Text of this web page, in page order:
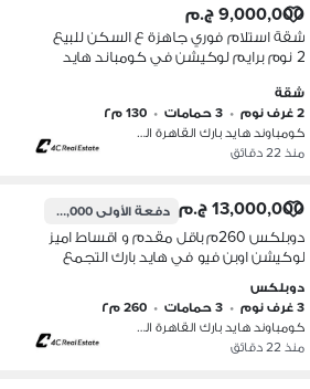
9,000,000 ج.م
شقة استلام فوري جاهزة ع السكن للبيع
2 نوم برايم لوكيشن في كومباند هايد
Hyde Park Compound Fifth Settlement
New Cair
شقة
2 غرف نوم
• 3 حمامات • 130 م٢
كومباوند هايد بارك القاهرة الجديدة،…
منذ 22 دقائق
13,000,000 ج.م دفعة الأولى10,500,000 ج.م
دوبلكس 260م باقل مقدم و اقساط اميز
لوكيشن اوبن فيو في هايد بارك التجمع
اي سيتي Hyde park New cairo
دوبلكس
3 غرف نوم
• 3 حمامات • 260 م٢
كومباوند هايد بارك القاهرة الجديدة،…
منذ 22 دقائق